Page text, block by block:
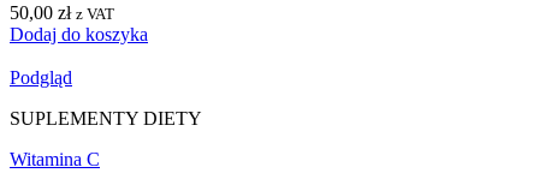
50,00 zł z VAT
Dodaj do koszyka
Podgląd
SUPLEMENTY DIETY
Witamina C